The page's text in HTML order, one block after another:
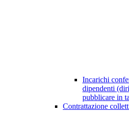
Incarichi
dipendenti
pubblicare in
Contrattazione